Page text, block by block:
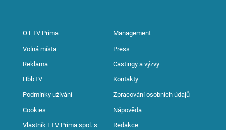
O FTV Prima Management
Volná místa Press
Reklama Castingy a výzvy
HbbTV Kontakty
Podmínky užívání Zpracování osobních údajů
Cookies Nápověda
Vlastník FTV Prima spol. s
Redakce